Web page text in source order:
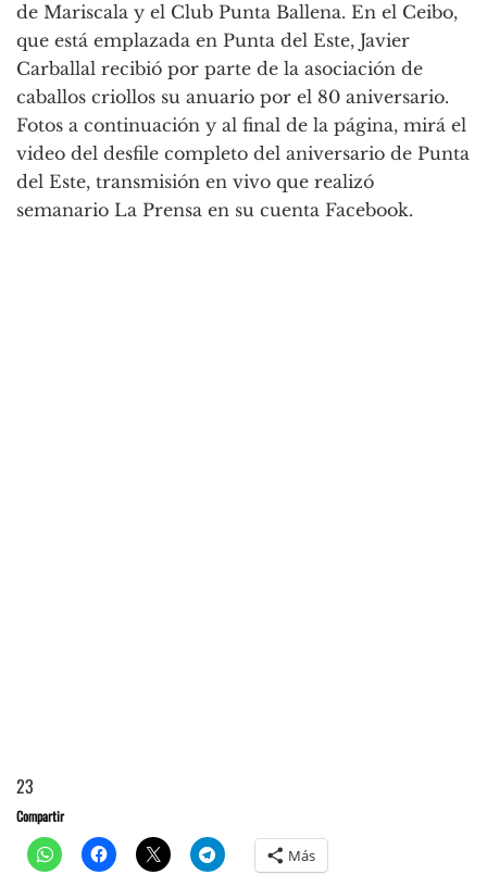
de Mariscala y el Club Punta Ballena. En el Ceibo,
que está emplazada en Punta del Este, Javier
Carballal recibió por parte de la asociación de
caballos criollos su anuario por el 80 aniversario.
Fotos a continuación y al final de la página, mirá el
video del desfile completo del aniversario de Punta
del Este, transmisión en vivo que realizó
semanario La Prensa en su cuenta Facebook.
23
Compartir
Más